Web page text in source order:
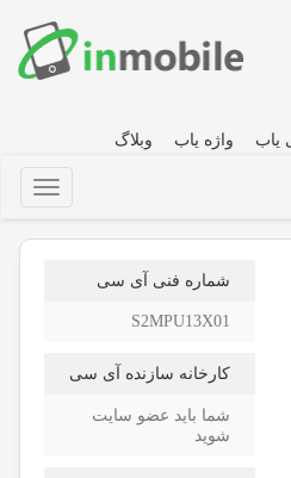
یاب واژه یاب وبلاگ
شماره فنی آی سی
S2MPU13X01
کارخانه سازنده آی سی
شما باید عضو سایت
شوید